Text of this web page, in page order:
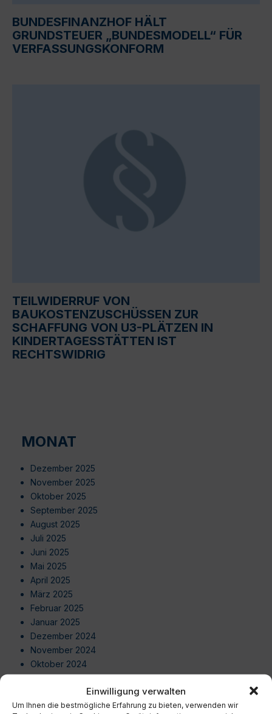
Einwilligung verwalten
Um Ihnen die bestmögliche Erfahrung zu bieten, verwenden wir
BUNDESFINANZHOF HÄLT
GRUNDSTEUER „BUNDESMODELL“ FÜR
VERFASSUNGSKONFORM
TEILWIDERRUF VON
BAUKOSTENZUSCHÜSSEN ZUR
SCHAFFUNG VON U3-PLÄTZEN IN
KINDERTAGESSTÄTTEN IST
RECHTSWIDRIG
MONAT
Dezember 2025
November 2025
Oktober 2025
September 2025
August 2025
Juli 2025
Juni 2025
Mai 2025
April 2025
März 2025
Februar 2025
Januar 2025
Dezember 2024
November 2024
Oktober 2024
September 2024
Juli 2024